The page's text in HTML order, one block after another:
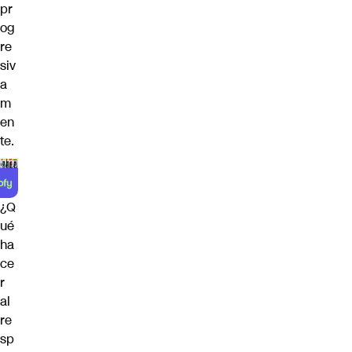
pr
og
re
siv
a
m
en
te.
¿Q
ué
ha
ce
r
al
re
sp